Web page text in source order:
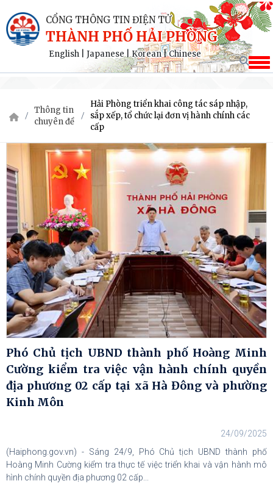
CỔNG THÔNG TIN ĐIỆN TỬ
THÀNH PHỐ HẢI PHÒNG
English Japanese|Korean|Chinese
Thông tin
chuyên đề
Hải Phòng triển khai công tác sáp nhập,
sắp xếp, tổ chức lại đơn vị hành chính các
cấp
Phó Chủ tịch UBND thành phố Hoàng Minh
Cường kiểm tra việc vận hành chính quyền
địa phương 02 cấp tại xã Hà Đông và phường
Kinh Môn
24/09/2025
(Haiphong.gov.vn) - Sáng 24/9, Phó Chủ tịch UBND thành phố
Hoàng Minh Cường kiểm tra thực tế việc triển khai và vận hành mô
hình chính quyền địa phương 02 cấp...